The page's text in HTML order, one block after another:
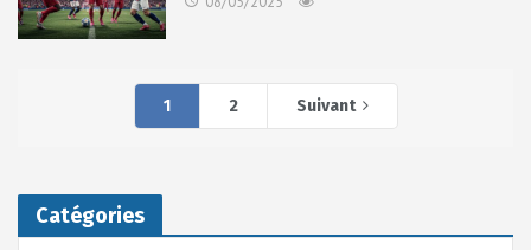
1 2 Suivant
Catégories